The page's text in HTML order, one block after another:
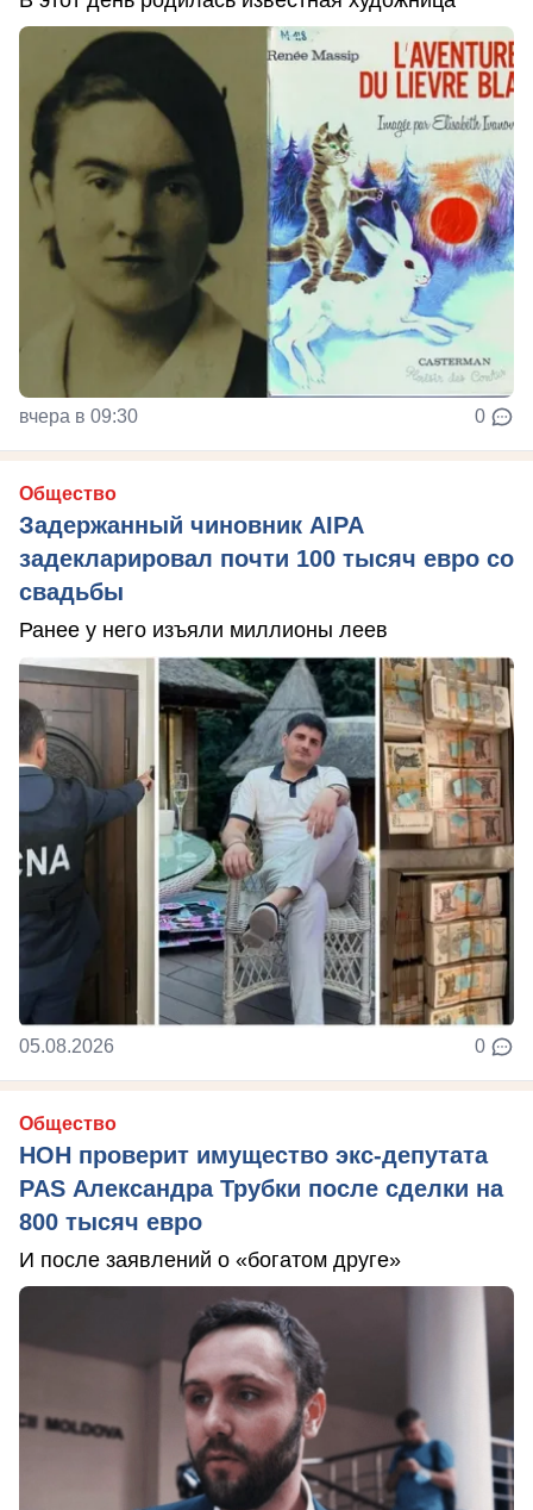
вчера в 09:30 0
Общество
Задержанный чиновник AIPA
задекларировал почти 100 тысяч евро со
свадьбы
Ранее у него изъяли миллионы леев
05.08.2026 0
Общество
НОН проверит имущество экс-депутата
PAS Александра Трубки после сделки на
800 тысяч евро
И после заявлений о «богатом друге»